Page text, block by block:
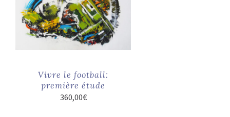
Vivre le football:
première étude
360,00€